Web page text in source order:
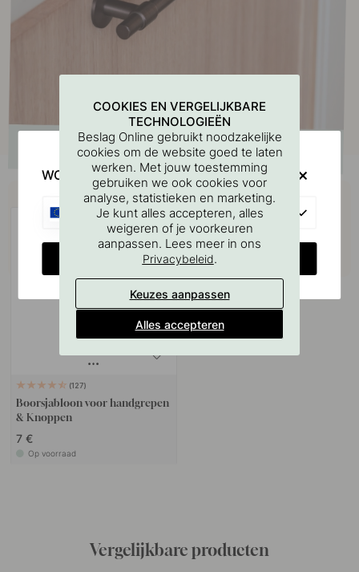
Koop samen met
127
Boorsjabloon voor handgrepen
& Knoppen
7 €
Op voorraad
Vergelijkbare producten
COOKIES EN VERGELIJKBARE
TECHNOLOGIEËN
Beslag Online gebruikt noodzakelijke
cookies om de website goed te laten
werken. Met jouw toestemming
gebruiken we ook cookies voor
analyse, statistieken en marketing.
Je kunt alles accepteren, alles
weigeren of je voorkeuren
aanpassen. Lees meer in ons
Privacybeleid.
Keuzes aanpassen
Alles accepteren
WOULD YOU RATHER VISIT?
CHANGE COUNTRY